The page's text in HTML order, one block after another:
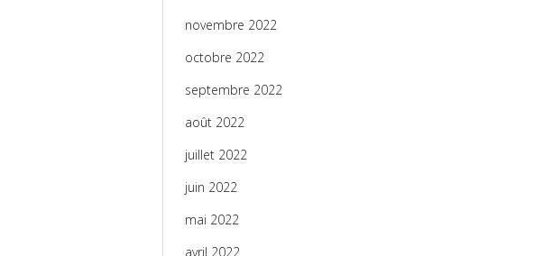
novembre 2022
octobre 2022
septembre 2022
août 2022
juillet 2022
juin 2022
mai 2022
avril 2022